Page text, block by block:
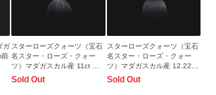
ガ
前
スターローズクォーツ（宝石
名スター・ローズ・クォー
ツ）マダガスカル産 11ct 識
別済17.8x12.6mm前後
Sold Out
スターローズクォーツ（宝石
名スター・ローズ・クォー
ツ）マダガスカル産 12.22ct
識別済17.7x13.4mm前後
Sold Out